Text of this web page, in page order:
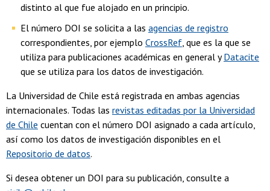
distinto al que fue alojado en un principio.
El número DOI se solicita a las agencias de registro
correspondientes, por ejemplo CrossRef, que es la que se
utiliza para publicaciones académicas en general yDatacite
que se utiliza para los datos de investigación.
La Universidad de Chile está registrada en ambas agencias
internacionales. Todas las revistas editadas por la Universidad
de Chile cuentan con el número DOI asignado a cada artículo,
así como los datos de investigación disponibles en el
Repositorio de datos.
Si desea obtener un DOI para su publicación, consulte a